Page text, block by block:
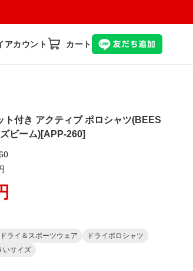
アカウント カート
ト付き アクティブ ポロシャツ(BEES
ビーム)[APP-260]
ドライ＆スポーツウェア
ドライポロシャツ
いサイズ